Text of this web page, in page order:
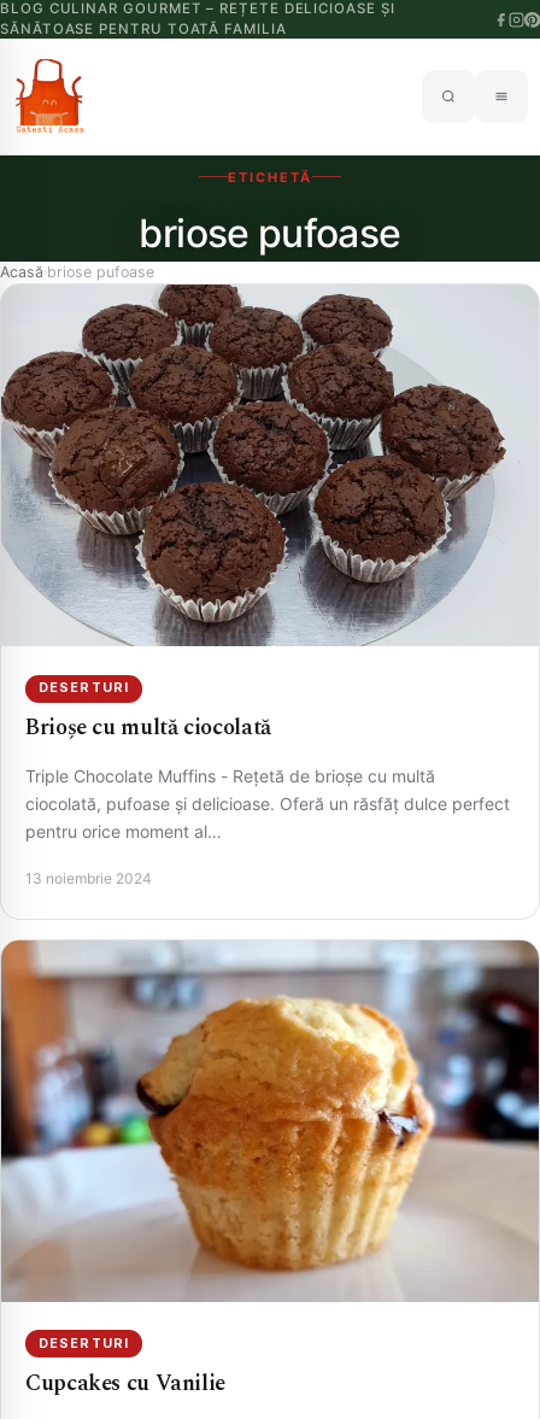
BLOG CULINAR GOURMET – REȚETE DELICIOASE ȘI
SĂNĂTOASE PENTRU TOATĂ FAMILIA
ETICHETĂ
briose pufoase
Acasă›briose pufoase
DESERTURI
Brioșe cu multă ciocolată
Triple Chocolate Muffins - Rețetă de brioșe cu multă
ciocolată, pufoase și delicioase. Oferă un răsfăț dulce perfect
pentru orice moment al…
13 noiembrie 2024
DESERTURI
Cupcakes cu Vanilie